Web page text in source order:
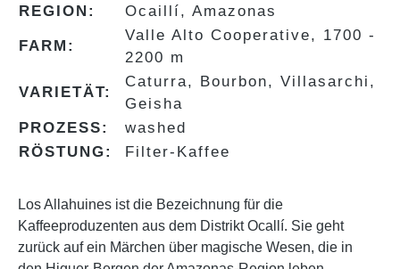
REGION: Ocaillí, Amazonas
FARM:
Valle Alto Cooperative, 1700 -
2200 m
VARIETÄT:
Caturra, Bourbon, Villasarchi,
Geisha
PROZESS:
washed
RÖSTUNG:
Filter-Kaffee
Los Allahuines ist die Bezeichnung für die
Kaffeeproduzenten aus dem Distrikt Ocallí. Sie geht
zurück auf ein Märchen über magische Wesen, die in